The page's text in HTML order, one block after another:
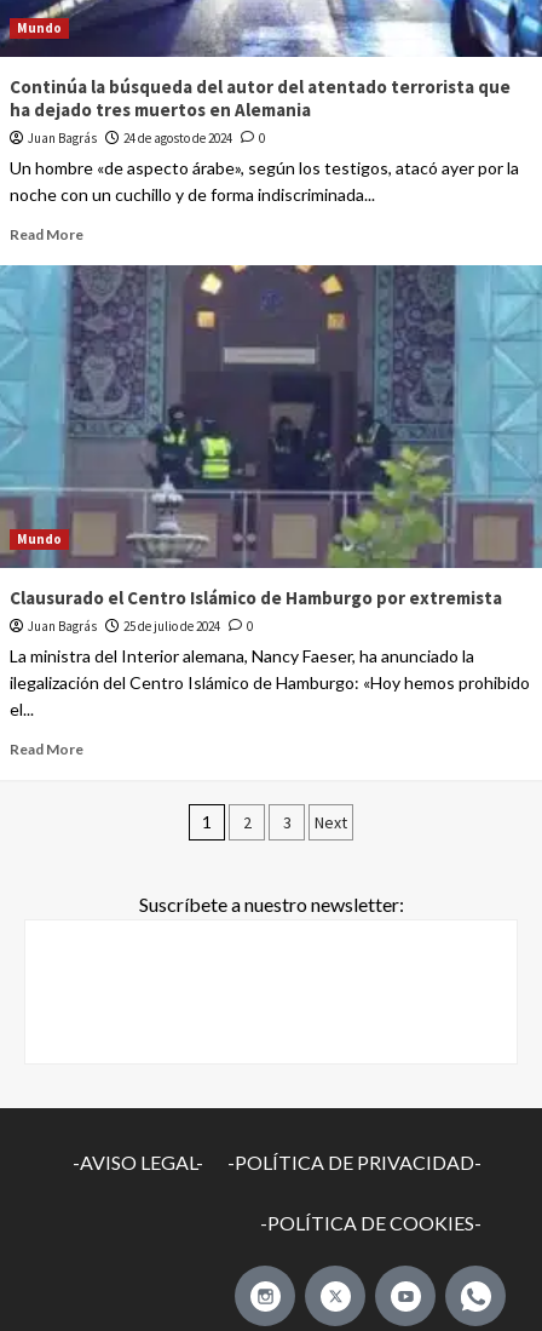
Mundo
Continúa la búsqueda del autor del atentado terrorista que
ha dejado tres muertos en Alemania
Juan Bagrás 24 de agosto de 2024 0
Un hombre «de aspecto árabe», según los testigos, atacó ayer por la
noche con un cuchillo y de forma indiscriminada...
Read More
Mundo
Clausurado el Centro Islámico de Hamburgo por extremista
Juan Bagrás 25 de julio de 2024 0
La ministra del Interior alemana, Nancy Faeser, ha anunciado la
ilegalización del Centro Islámico de Hamburgo: «Hoy hemos prohibido
el...
Read More
1 2 3 Next
Suscríbete a nuestro newsletter:
-AVISO LEGAL- -POLÍTICA DE PRIVACIDAD-
-POLÍTICA DE COOKIES-